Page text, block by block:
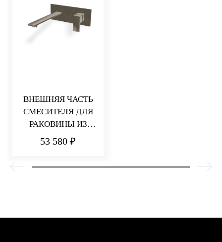
ВНЕШНЯЯ ЧАСТЬ
СМЕСИТЕЛЯ ДЛЯ
РАКОВИНЫ ИЗ
СТЕНЫ 180 ММ Q30
53 580 ₽